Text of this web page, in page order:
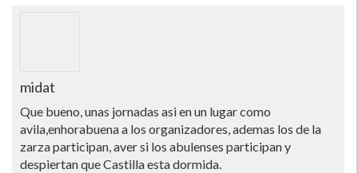
midat
Que bueno, unas jornadas asi en un lugar como
avila,enhorabuena a los organizadores, ademas los de la
zarza participan, aver si los abulenses participan y
despiertan que Castilla esta dormida.